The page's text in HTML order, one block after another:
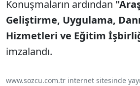
Konuşmaların ardından
Geliştirme, Uygulama,
Hizmetleri ve Eğitim
imzalandı.
www.sozcu.com.tr internet sitesinde